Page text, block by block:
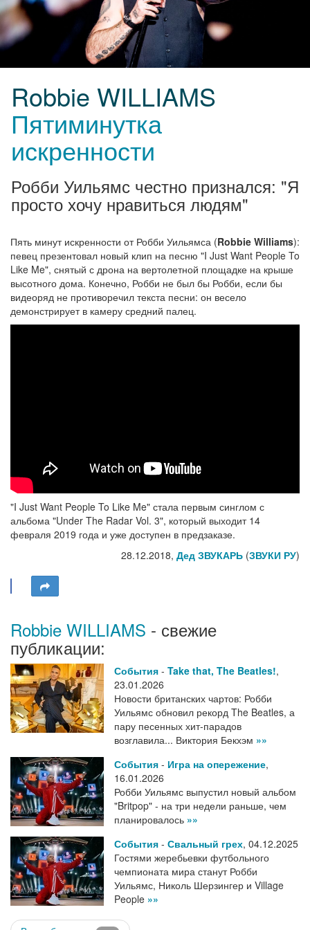
Robbie WILLIAMS
Пятиминутка
искренности
Робби Уильямс честно признался: "Я
просто хочу нравиться людям"
Пять минут искренности от Робби Уильямса (Robbie Williams):
певец презентовал новый клип на песню "I Just Want People To
Like Me", снятый с дрона на вертолетной площадке на крыше
высотного дома. Конечно, Робби не был бы Робби, если бы
видеоряд не противоречил текста песни: он весело
демонстрирует в камеру средний палец.
"I Just Want People To Like Me" стала первым синглом с
альбома "Under The Radar Vol. 3", который выходит 14
февраля 2019 года и уже доступен в предзаказе.
28.12.2018, Дед ЗВУКАРЬ (ЗВУКИ РУ)
Robbie WILLIAMS - свежие
публикации:
События - Take that, The Beatles!,
23.01.2026
Новости британских чартов: Робби
Уильямс обновил рекорд The Beatles, а
пару песенных хит-парадов
возглавила... Виктория Бекхэм »»
События - Игра на опережение,
16.01.2026
Робби Уильямс выпустил новый альбом
"Britpop" - на три недели раньше, чем
планировалось »»
События - Свальный грех, 04.12.2025
Гостями жеребьевки футбольного
чемпионата мира станут Робби
Уильямс, Николь Шерзингер и Village
People »»